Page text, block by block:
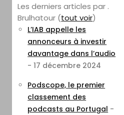
Les derniers articles par .
Brulhatour (tout voir)
L’IAB appelle les
annonceurs à investir
davantage dans l’audio
- 17 décembre 2024
Podscope, le premier
classement des
podcasts au Portugal -